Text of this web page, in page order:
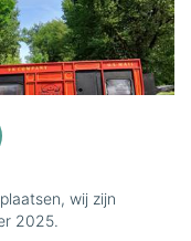
wij zijn
2025.